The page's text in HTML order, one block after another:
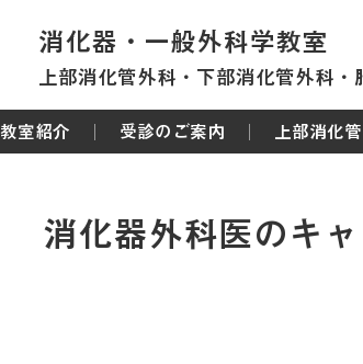
消化器・一般外科学教室
上部消化管外科・下部消化管外科・
教室紹介 受診のご案内 上部消化
消化器外科医のキ